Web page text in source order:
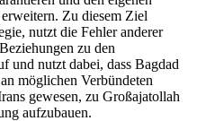
Zu diesem Ziel
nutzt die Fehler anderer
zu den
und nutzt dabei, dass Bagdad
möglichen Verbündeten
gewesen, zu Großajatollah
aufzubauen.